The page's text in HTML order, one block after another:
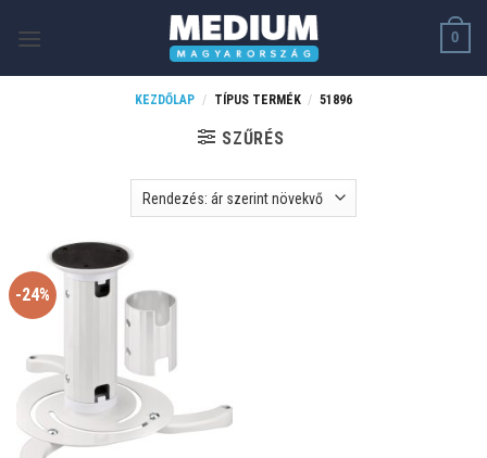
0
KEZDŐLAP / TÍPUS TERMÉK / 51896
SZŰRÉS
-24%